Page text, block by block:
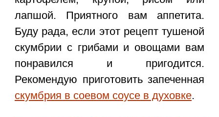
лапшой. Приятного вам аппетита.
Буду рада, если этот рецепт тушеной
скумбрии с грибами и овощами вам
понравился и пригодится.
Рекомендую приготовить запеченная
скумбрия в соевом соусе в духовке.